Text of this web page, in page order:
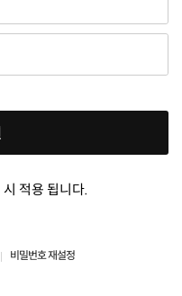
적용 됩니다.
비밀번호 재설정